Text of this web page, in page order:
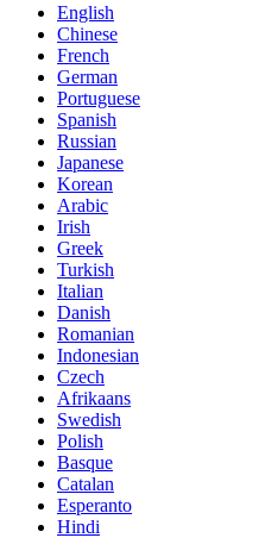
English
Chinese
French
German
Portuguese
Spanish
Russian
Japanese
Korean
Arabic
Irish
Greek
Turkish
Italian
Danish
Romanian
Indonesian
Czech
Afrikaans
Swedish
Polish
Basque
Catalan
Esperanto
Hindi